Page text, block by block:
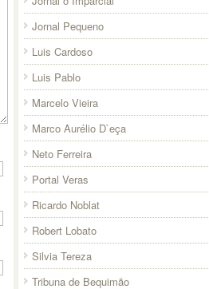
Jornal Pequeno
Luis Cardoso
Luis Pablo
Marcelo Vieira
Marco Aurélio D`eça
Neto Ferreira
Portal Veras
Ricardo Noblat
Robert Lobato
Silvia Tereza
Tribuna de Bequimão